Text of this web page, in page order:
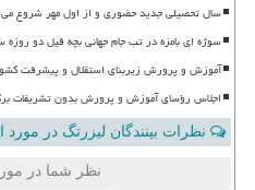
سال تحصیلی جدید حضوری و از اول مهر شروع
سوژه ای بامزه در تب جام جهانی بچه فیل دو
آموزش و پرورش زیربنای استقلال و پیشرفت
اجلاس رؤسای آموزش و پرورش بدون تشریفات
نظرات بینندگان لیزرتگ در
نظر شما در